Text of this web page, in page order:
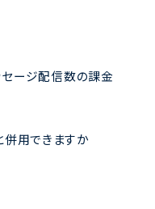
ージ配信数の課金
併用できますか